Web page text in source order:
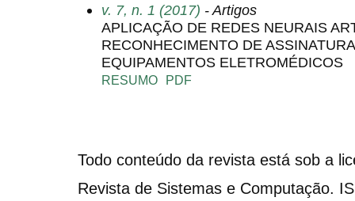
v. 7, n. 1 (2017) - Artigos
APLICAÇÃO DE REDES NEURAIS
RECONHECIMENTO DE
EQUIPAMENTOS ELETROMÉDICOS
RESUMO PDF
Todo conteúdo da revista está sob a
Revista de Sistemas e Computação.